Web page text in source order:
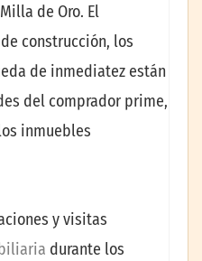
de Oro. El
construcción, los
de inmediatez están
del comprador prime,
inmuebles
y visitas
durante los